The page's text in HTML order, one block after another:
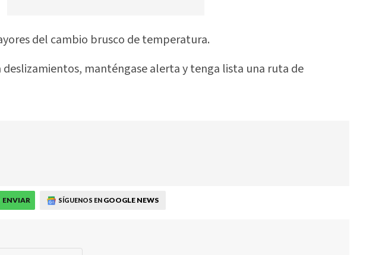
del cambio brusco de temperatura.
deslizamientos, manténgase alerta y tenga lista una ruta de
ENVIAR SÍGUENOS EN GOOGLE NEWS